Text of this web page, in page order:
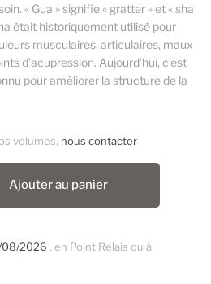
« Gua » signifie « gratter » et « sha
était historiquement utilisé pour
musculaires, articulaires, maux
d’acupression. Aujourd’hui, c’est
pour améliorer la structure de la
volumes, nous contacter
Ajouter au panier
08/2026 , en Point Relais ou à